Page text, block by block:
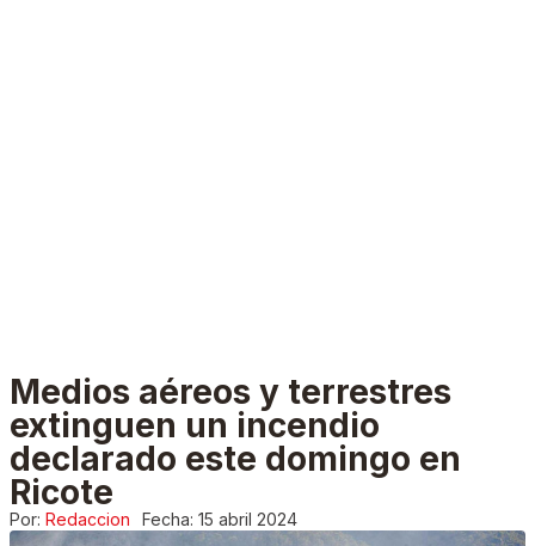
Medios aéreos y terrestres
extinguen un incendio
declarado este domingo en
Ricote
Por: Redaccion Fecha: 15 abril 2024